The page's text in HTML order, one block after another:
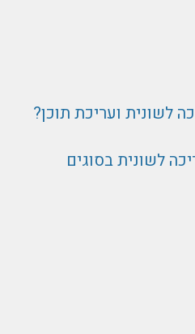
לשונית ועריכת תוכן?
לשונית בסוגים